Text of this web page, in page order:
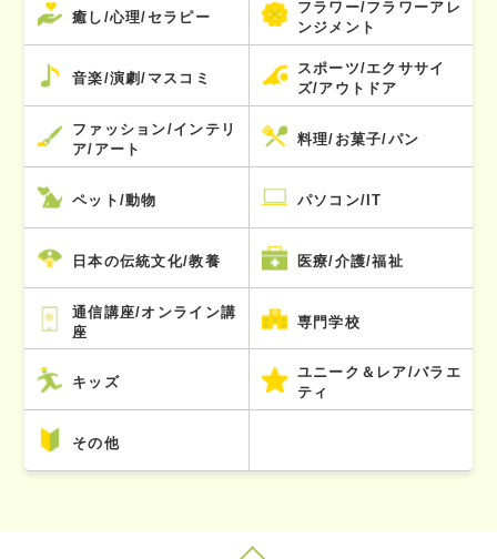
癒し/心理/セラピー
フラワー/フラワーアレ
ンジメント
音楽/演劇/マスコミ
スポーツ/エクササイ
ズ/アウトドア
ファッション/インテリ
ア/アート
料理/お菓子/パン
ペット/動物 パソコン/IT
日本の伝統文化/教養 医療/介護/福祉
通信講座/オンライン講
座
専門学校
キッズ
ユニーク＆レア/バラエ
ティ
その他